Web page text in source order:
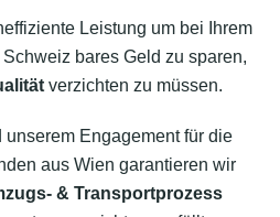
Leistung um bei Ihrem
bares Geld zu sparen,
verzichten zu müssen.
unserem Engagement für die
aus Wien garantieren wir
& Transportprozess